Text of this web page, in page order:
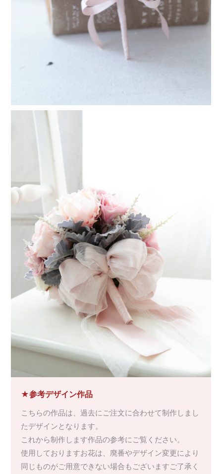
★参考デザイン作品
こちらの作品は、過去にご注文に合わせて制作しまし
たデザインとなります。
これから制作します作品の参考にご覧ください。
使用しておりますお花は、廃番やデザイン変更により
同じものがご用意できない場合もございますご了承く